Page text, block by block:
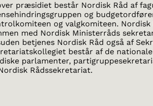
præsidiet består Nordisk Råd af
og
og valgkomiteen.
med Nordisk Ministerråds
betjenes Nordisk Råd også af
består af de
parlamenter,
Rådssekretariat.